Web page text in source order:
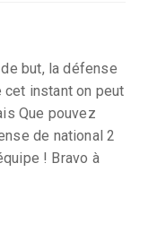
but, la défense
instant on peut
Que pouvez
de national 2
! Bravo à